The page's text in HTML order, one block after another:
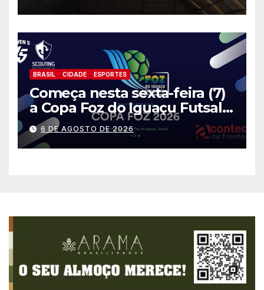
BRASIL CIDADE ESPORTES
Começa nesta sexta-feira (7)
a Copa Foz do Iguaçu Futsal
2026 com equipes de quatro
países
6 DE AGOSTO DE 2026